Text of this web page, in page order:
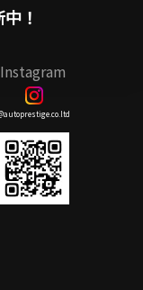
！
Instagram